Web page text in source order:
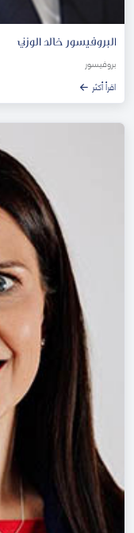
البروفيسور خالد الوزني
بروفيسور
اقرأ أكثر